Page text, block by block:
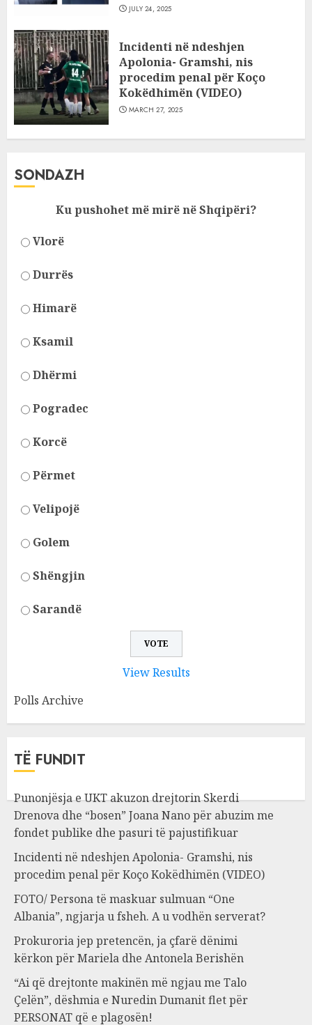
JULY 24, 2025
Incidenti në ndeshjen
Apolonia- Gramshi, nis
procedim penal për Koço
Kokëdhimën (VIDEO)
MARCH 27, 2025
SONDAZH
Ku pushohet më mirë në Shqipëri?
Vlorë
Durrës
Himarë
Ksamil
Dhërmi
Pogradec
Korcë
Përmet
Velipojë
Golem
Shëngjin
Sarandë
View Results
Polls Archive
TË FUNDIT
Punonjësja e UKT akuzon drejtorin Skerdi
Drenova dhe “bosen” Joana Nano për abuzim me
fondet publike dhe pasuri të pajustifikuar
Incidenti në ndeshjen Apolonia- Gramshi, nis
procedim penal për Koço Kokëdhimën (VIDEO)
FOTO/ Persona të maskuar sulmuan “One
Albania”, ngjarja u fsheh. A u vodhën serverat?
Prokuroria jep pretencën, ja çfarë dënimi
kërkon për Mariela dhe Antonela Berishën
“Ai që drejtonte makinën më ngjau me Talo
Çelën”, dëshmia e Nuredin Dumanit flet për
PERSONAT që e plagosën!